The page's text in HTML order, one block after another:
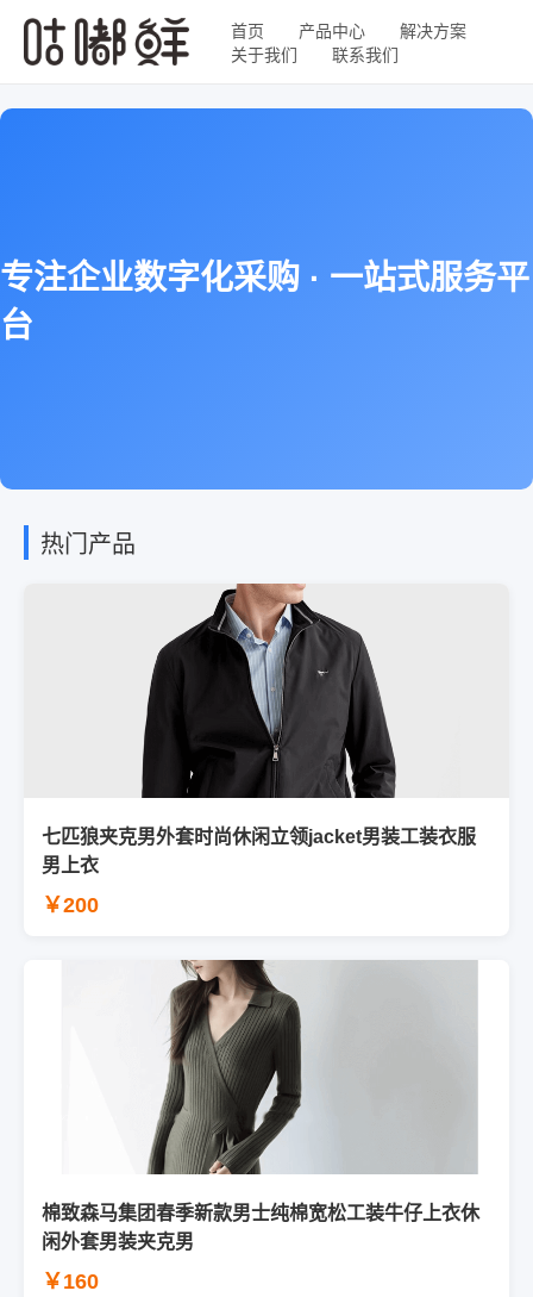
首页 产品中心
解决方案
关于我们
联系我们
专注企业数字化采购 · 一站式服务平
台
热门产品
七匹狼夹克男外套时尚休闲立领jacket男装工装衣服
男上衣
￥200
棉致森马集团春季新款男士纯棉宽松工装牛仔上衣休
闲外套男装夹克男
￥160